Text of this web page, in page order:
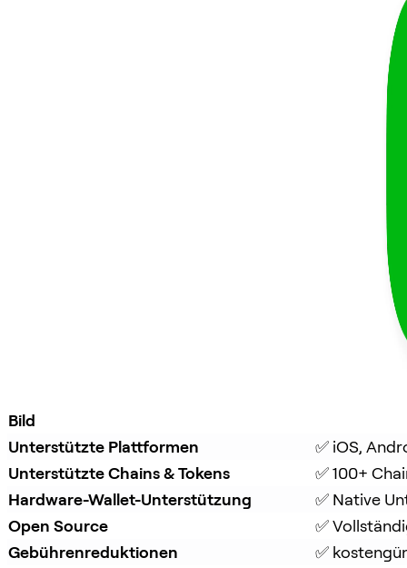
Bild
Unterstützte Plattformen
✅ iOS,
Unterstützte Chains & Tokens
✅ 100+
Hardware-Wallet-Unterstützung
✅ Native
Open Source
✅
Gebührenreduktionen
✅